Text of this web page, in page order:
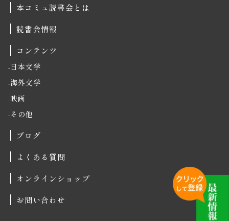
本コミュ読書会とは
読書会情報
コンテンツ
日本文学
海外文学
映画
その他
ブログ
よくある質問
オンラインショップ
お問い合わせ